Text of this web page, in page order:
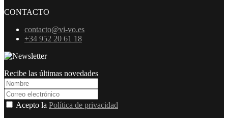
CONTACTO
contacto@vi-vo.es
+34 952 20 61 18
Recibe las últimas novedades
Acepto la Política de privacidad